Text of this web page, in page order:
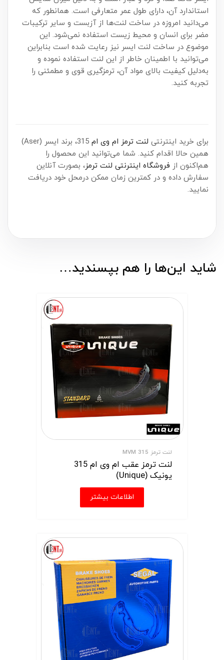
استاندارد آن، دارای طول عمر متعارفی است. همانطور که
می‌دانید امروزه در ساخت لنت‌ها از آزبست و سایر ترکیبات
مضر برای انسان و محیط زیست استفاده نمی‌شود. این
موضوع در ساخت لنت ایسر نیز رعایت شده است بنابراین
می‌توانید با اطمینان خاطر از این لنت استفاده نموده و
به‌دلیل کیفیت بالای مواد آن، ترمزگیری قوی و مطمئنی را
تجربه کنید.
برای خرید اینترنتی لنت ترمز ام وی ام
315، برند ایسر (Aser)
همین حالا اقدام کنید. شما می‌توانید این محصول را
هم‌اکنون از فروشگاه اینترنتی لنت ترمز، بصورت آنلاین
سفارش داده و در کمترین زمان ممکن درمحل خود دریافت
نمایید.
شاید این‌ها را هم بپسندید…
لنت ترمز MVM 315
لنت ترمز عقب ام وی ام 315
یونیک (Unique)
اطلاعات بیشتر